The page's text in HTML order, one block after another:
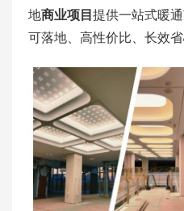
地商业项目 提供一站式暖
可落地、高性价比、长效